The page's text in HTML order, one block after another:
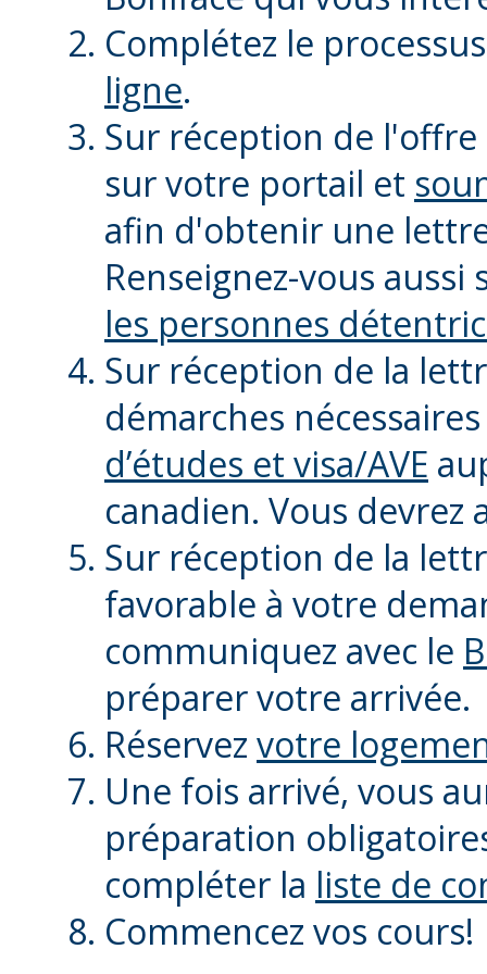
Complétez le
ligne.
Sur réception de
sur votre portail et
afin d'obtenir une
Renseignez-vous aussi
les personnes
Sur réception de la
démarches
d’études et visa/AVE
canadien. Vous devrez
Sur réception de la
favorable à votre
communiquez avec le
préparer votre arrivée.
Réservez votre
Une fois arrivé, vous
préparation
compléter la liste de
Commencez vos cours!